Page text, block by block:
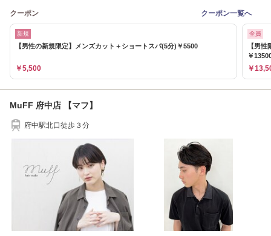
クーポン クーポン一覧へ
新規
【男性の新規限定】メンズカット＋ショートスパ(5分)￥5500
￥5,500
全員
【男
￥
￥
MuFF 府中店 【マフ】
府中駅北口徒歩３分